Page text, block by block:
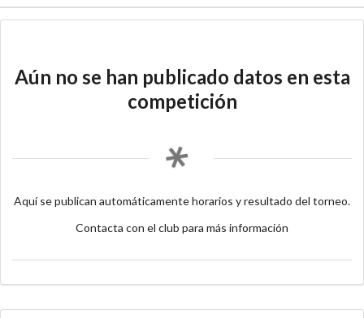
Aún no se han publicado datos en esta
competición
Aquí se publican automáticamente horarios y resultado del torneo.
Contacta con el club para más información